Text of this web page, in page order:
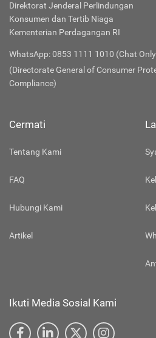
Direktorat Jenderal Perlindungan
Konsumen dan Tertib Niaga
Kementerian Perdagangan RI
WhatsApp: 0853 1111 1010 (Chat
(Directorate General of Consumer
Compliance)
Cermati
Tentang Kami
FAQ
Hubungi Kami
Artikel
Ikuti Media Sosial Kami